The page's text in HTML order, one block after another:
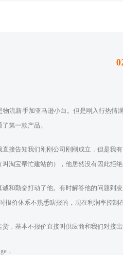
流新手加亚马逊小白。但是刚入行热
第一款产品。
接告知我们刚刚公司刚刚成立，但是我
淘宝帮忙建站的），他居然没有因此拒绝
和勤奋打动了他。有时解答他的问题到
报价体系不熟悉瞎报的，现在利润率控制
，基本不报价直接叫供应商和我们对接
，